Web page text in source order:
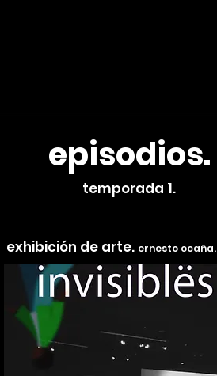
episodios.
temporada 1.
exhibición de arte. ernesto ocaña.